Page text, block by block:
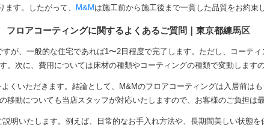
ます。したがって、 M&Mは施工前から施工後まで一貫した品質をお約束
フロアコーティングに関するよくあるご質問｜東京都練馬区
が、一般的な住宅であれば1〜2日程度で完了します。ただし、コーテ
。次に、費用については床材の種類やコーティングの種類で変動しますの
くいただきます。結論として、M&Mのフロアコーティングは入居前は
移動についても当店スタッフが対応いたしますので、お客様のご負担は最
明いたします。例えば、日常的なお手入れ方法や、長期間美しい状態